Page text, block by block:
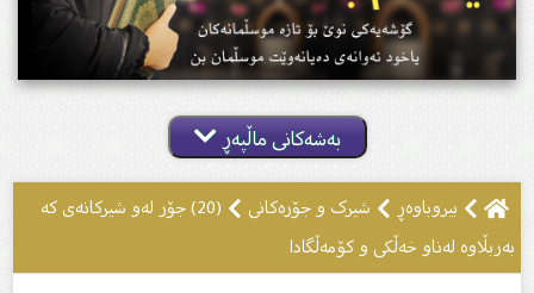
بەشەکانی ماڵپەڕ
بیروباوه‌ڕ شیرک و جۆرەکانى
(20) جۆر لەو شیركانەى کە
بەربڵاوە لەناو خەڵکی و کۆمەڵگادا